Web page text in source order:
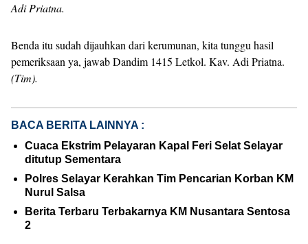
Adi Priatna.
Benda itu sudah dijauhkan dari kerumunan, kita tunggu hasil
pemeriksaan ya, jawab Dandim 1415 Letkol. Kav. Adi Priatna.
(Tim).
BACA BERITA LAINNYA :
Cuaca Ekstrim Pelayaran Kapal Feri Selat Selayar
ditutup Sementara
Polres Selayar Kerahkan Tim Pencarian Korban KM
Nurul Salsa
Berita Terbaru Terbakarnya KM Nusantara Sentosa
2